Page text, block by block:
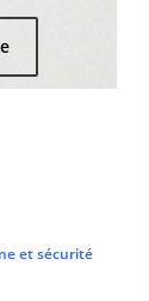
et sécurité